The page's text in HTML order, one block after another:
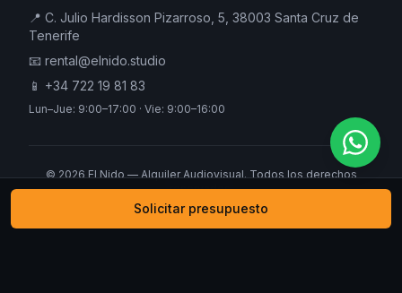
📍 C. Julio Hardisson Pizarroso, 5, 38003 Santa Cruz de
Tenerife
📧 rental@elnido.studio
📱 +34 722 19 81 83
Lun–Jue: 9:00–17:00 · Vie: 9:00–16:00
© 2026 El Nido — Alquiler Audiovisual. Todos los derechos
reservados.
Solicitar presupuesto